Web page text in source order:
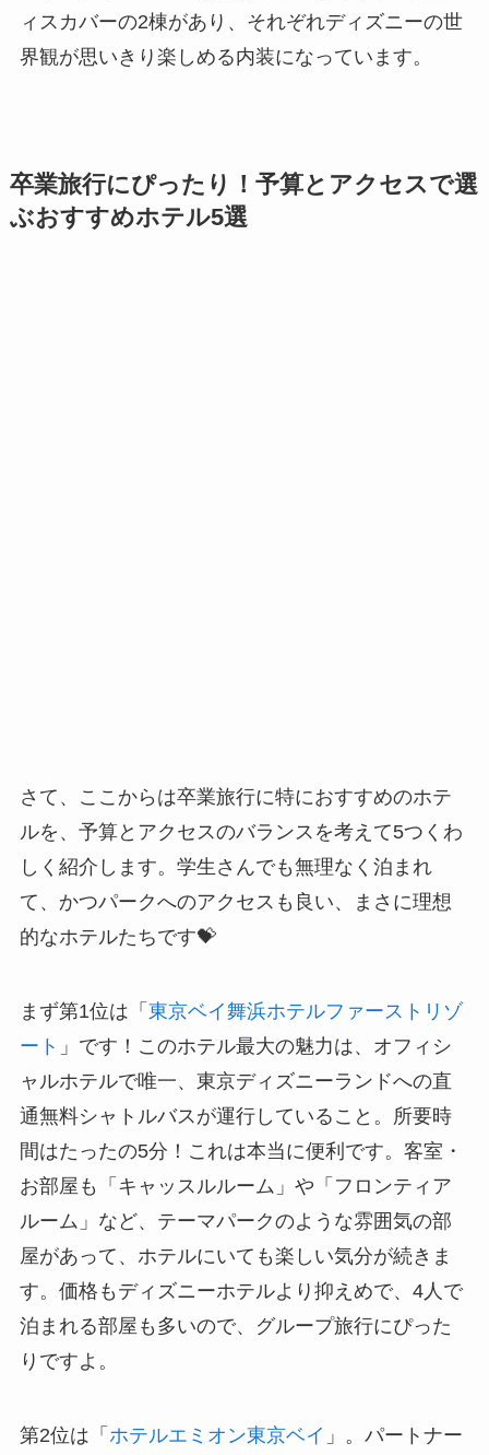
ィスカバーの2棟があり、それぞれディズニーの世
界観が思いきり楽しめる内装になっています。
卒業旅行にぴったり！予算とアクセスで選
ぶおすすめホテル5選
さて、ここからは卒業旅行に特におすすめのホテ
ルを、予算とアクセスのバランスを考えて5つくわ
しく紹介します。学生さんでも無理なく泊まれ
て、かつパークへのアクセスも良い、まさに理想
的なホテルたちです💝
まず第1位は「 東京ベイ舞浜ホテルファーストリゾ
ート 」です！このホテル最大の魅力は、オフィシ
ャルホテルで唯一、東京ディズニーランドへの直
通無料シャトルバスが運行していること。所要時
間はたったの5分！これは本当に便利です。客室・
お部屋も「キャッスルルーム」や「フロンティア
ルーム」など、テーマパークのような雰囲気の部
屋があって、ホテルにいても楽しい気分が続きま
す。価格もディズニーホテルより抑えめで、4人で
泊まれる部屋も多いので、グループ旅行にぴった
りですよ。
第2位は「 ホテルエミオン東京ベイ 」。パートナー